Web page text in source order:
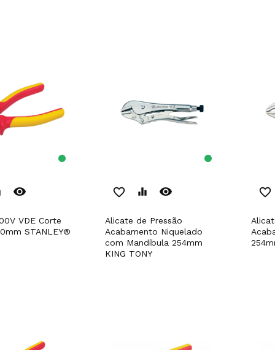
remove_red_eye
STANLEY®
favorite_border equalizer remove_red_eye
Alicate de Pressão
Acabamento Niquelado
com Mandíbula 254mm
KING TONY
favorite_border
Alicate de Pressão